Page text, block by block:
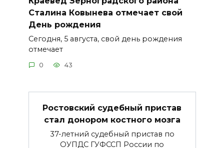
Сталина Ковынева отмечает свой
День рождения
Сегодня, 5 августа, свой день рождения
отмечает
0 43
Ростовский судебный пристав
стал донором костного мозга
37-летний судебный пристав по
ОУПДС ГУФССП России по